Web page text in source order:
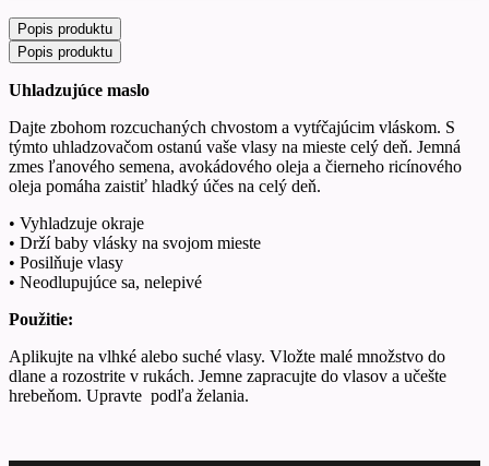
Popis produktu
Popis produktu
Uhladzujúce maslo
Dajte zbohom rozcuchaných chvostom a vytŕčajúcim vláskom. S
týmto uhladzovačom ostanú vaše vlasy na mieste celý deň. Jemná
zmes ľanového semena, avokádového oleja a čierneho ricínového
oleja pomáha zaistiť hladký účes na celý deň.
• Vyhladzuje okraje
• Drží baby vlásky na svojom mieste
• Posilňuje vlasy
• Neodlupujúce sa, nelepivé
Použitie:
Aplikujte na vlhké alebo suché vlasy. Vložte malé množstvo do
dlane a rozostrite v rukách. Jemne zapracujte do vlasov a učešte
hrebeňom. Upravte podľa želania.